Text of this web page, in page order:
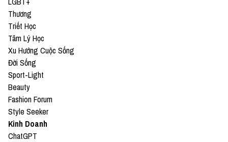
Thương
Triết Học
Tâm Lý Học
Xu Hướng Cuộc Sống
Đời Sống
Sport-Light
Beauty
Fashion Forum
Style Seeker
Kinh Doanh
ChatGPT